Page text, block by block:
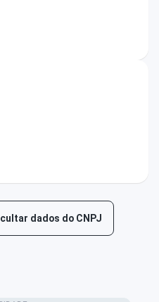
dados do CNPJ